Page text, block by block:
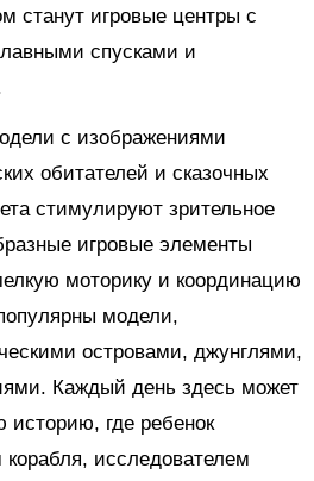
станут игровые центры с
спусками и
с изображениями
обитателей и сказочных
стимулируют зрительное
игровые элементы
моторику и координацию
модели,
островами, джунглями,
Каждый день здесь может
историю, где ребенок
корабля, исследователем